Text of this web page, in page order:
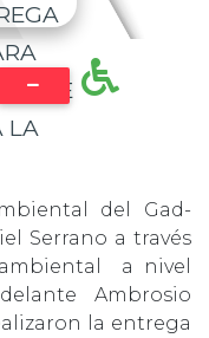
E
LA
del Gad-
Serrano a través
a nivel
Ambrosio
la entrega